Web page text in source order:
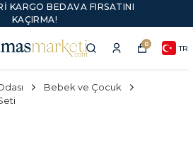
KARGO BEDAVA FIRSATINI
KAÇIRMA!
0 TR
Bebek ve Çocuk